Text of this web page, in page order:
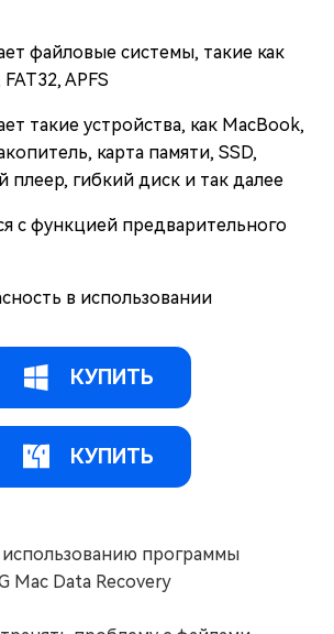
файловые системы, такие как
APFS
такие устройства, как MacBook,
карта памяти, SSD,
плеер, гибкий диск и так далее
с функцией предварительного
в использовании
КУПИТЬ
КУПИТЬ
использованию программы
Mac Data Recovery